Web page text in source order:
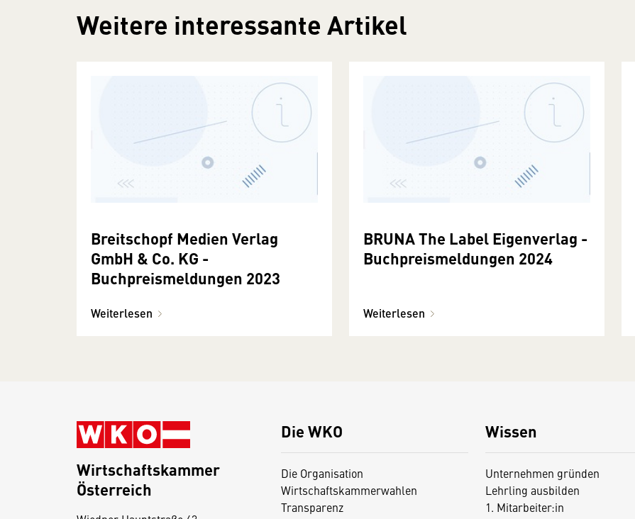
Weitere interessante Artikel
Breitschopf Medien Verlag
GmbH & Co. KG -
Buchpreismeldungen 2023
Weiterlesen
BRUNA The Label Eigenverlag -
Buchpreismeldungen 2024
Weiterlesen
Die WKO
Die Organisation
Wirtschaftskammerwahlen
Transparenz
Wissen
Unternehmen gründen
Lehrling ausbilden
1. Mitarbeiter:in
Wirtschaftskammer
Österreich